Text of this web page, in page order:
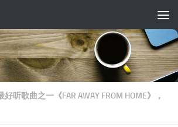
听歌曲之一《FAR AWAY FROM HOME》，